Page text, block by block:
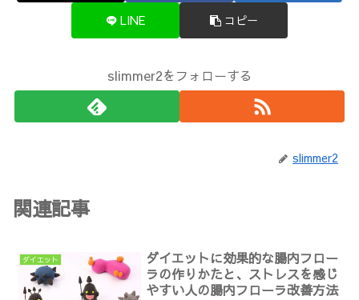
LINE コピー
slimmer2をフォローする
slimmer2
関連記事
ダイエット
ダイエットに効果的な腸内フロー
ラの作りかたと、ストレスを感じ
やすい人の腸内フローラ改善方法